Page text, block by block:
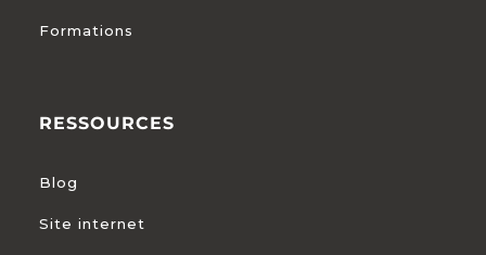
Formations
RESSOURCES
Blog
Site internet